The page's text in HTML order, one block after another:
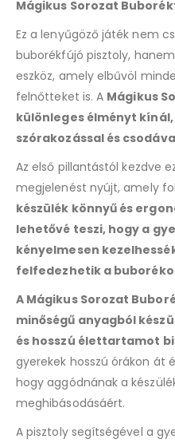
Mágikus Sorozat
Ez a lenyűgöző játék nem
buborékfújó pisztoly,
eszköz, amely elbűvöl
felnőtteket is. A Mágikus
különleges élményt
szórakozással és
Az első pillantástól kezdve
megjelenést nyújt, amely
készülék könnyű és
lehetővé teszi, hogy a
kényelmesen
felfedezhetik a
A Mágikus Sorozat
minőségű anyagból
és hosszú élettartamot
gyerekek hosszú órákon át
hogy aggódnának a
meghibásodásáért.
A pisztoly segítségével a